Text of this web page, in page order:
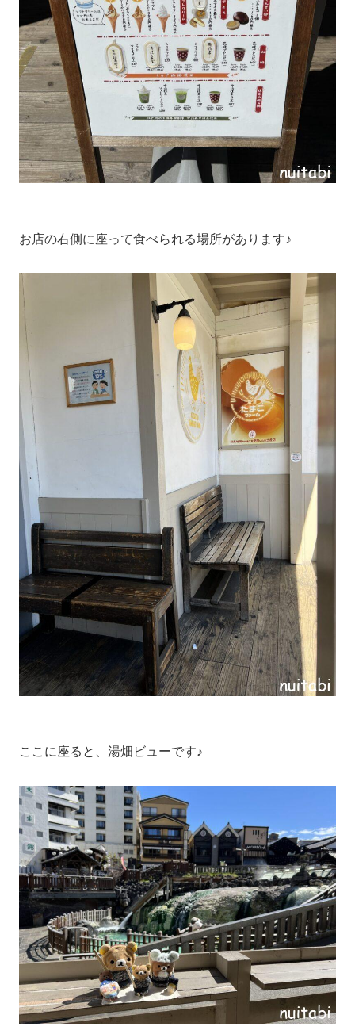
お店の右側に座って食べられる場所があります♪
ここに座ると、湯畑ビューです♪